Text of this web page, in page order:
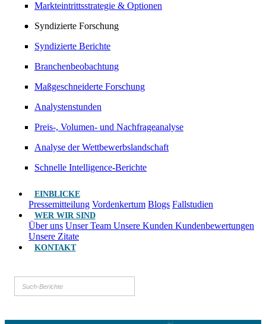
Markteintrittsstrategie & Optionen
Syndizierte Forschung
Syndizierte Berichte
Branchenbeobachtung
Maßgeschneiderte Forschung
Analystenstunden
Preis-, Volumen- und Nachfrageanalyse
Analyse der Wettbewerbslandschaft
Schnelle Intelligence-Berichte
EINBLICKE
Pressemitteilung Vordenkertum Blogs Fallstudien
WER WIR SIND
Über uns Unser Team Unsere Kunden Kundenbewertungen
Unsere Zitate
KONTAKT